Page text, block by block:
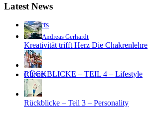
Projects
Clients
Latest News
Andreas Gerhardt
Kreativität trifft Herz Die Chakrenlehre
RÜCKBLICKE – TEIL 4 – Lifestyle
Rückblicke – Teil 3 – Personality